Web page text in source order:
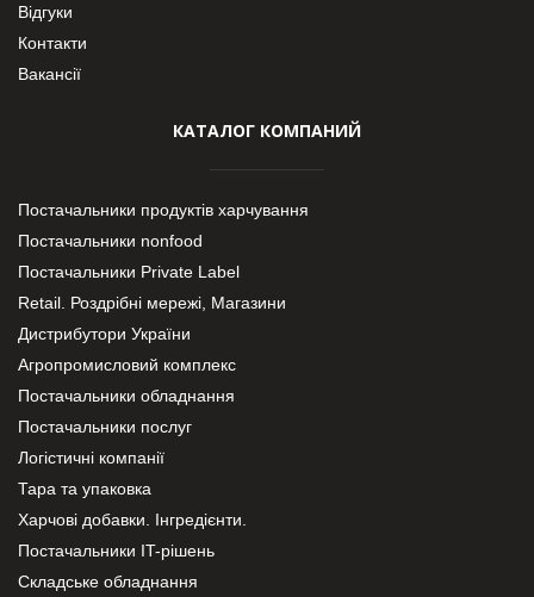
Відгуки
Контакти
Вакансії
КАТАЛОГ КОМПАНИЙ
Постачальники продуктів харчування
Постачальники nonfood
Постачальники Private Label
Retail. Роздрібні мережі, Магазини
Дистрибутори України
Агропромисловий комплекс
Постачальники обладнання
Постачальники послуг
Логістичні компанії
Тара та упаковка
Харчові добавки. Інгредієнти.
Постачальники IT-рішень
Складське обладнання